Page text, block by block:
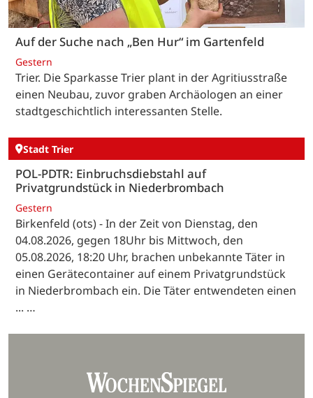
Auf der Suche nach „Ben Hur“ im Gartenfeld
Gestern
Trier. Die Sparkasse Trier plant in der Agritiusstraße
einen Neubau, zuvor graben Archäologen an einer
stadtgeschichtlich interessanten Stelle.
Stadt Trier
POL-PDTR: Einbruchsdiebstahl auf
Privatgrundstück in Niederbrombach
Gestern
Birkenfeld (ots) - In der Zeit von Dienstag, den
04.08.2026, gegen 18Uhr bis Mittwoch, den
05.08.2026, 18:20 Uhr, brachen unbekannte Täter in
einen Gerätecontainer auf einem Privatgrundstück
in Niederbrombach ein. Die Täter entwendeten einen
... …